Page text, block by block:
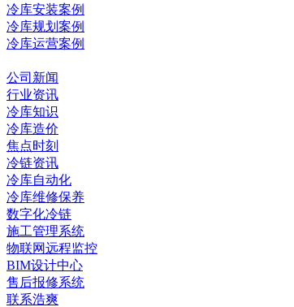
冷库安装案例
冷库规划案例
冷库运营案例
公司新闻
行业资讯
冷库知识
冷库造价
焦点时刻
冷链资讯
冷库自动化
冷库维修保养
数字化冷链
施工管理系统
物联网远程监控
BIM设计中心
售后报修系统
联系浩爽